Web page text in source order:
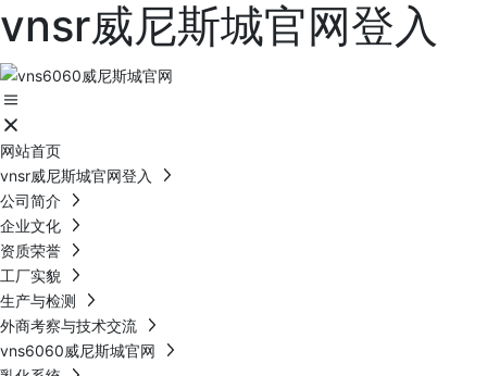
vnsr威尼斯城官网登入
网站首页
vnsr威尼斯城官网登入
公司简介
企业文化
资质荣誉
工厂实貌
生产与检测
外商考察与技术交流
vns6060威尼斯城官网